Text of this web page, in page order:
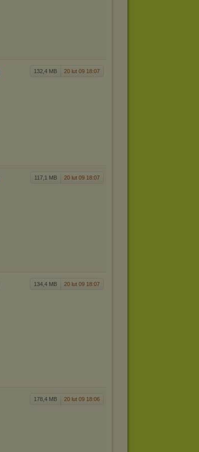
132,4 MB 20 lut 09 18:07
117,1 MB 20 lut 09 18:07
134,4 MB 20 lut 09 18:07
178,4 MB 20 lut 09 18:06